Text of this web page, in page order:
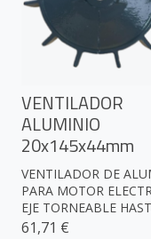
VENTILADOR
ALUMINIO
20x145x44mm
VENTILADOR DE
PARA MOTOR
EJE TORNEABLE
61,71 €